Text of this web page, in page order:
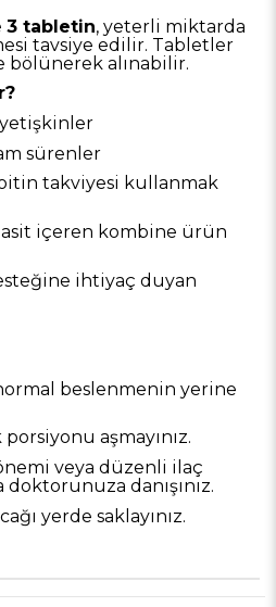
3 tabletin, yeterli miktarda
tavsiye edilir. Tabletler
alınabilir.
sürenler
takviyesi kullanmak
içeren kombine ürün
ihtiyaç duyan
beslenmenin yerine
aşmayınız.
veya düzenli ilaç
danışınız.
yerde saklayınız.